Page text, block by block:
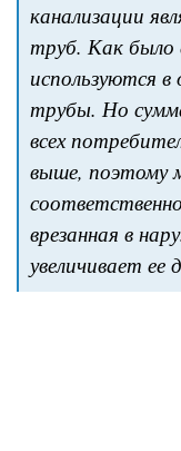
канализации
труб. Как было
используются
трубы. Но
всех
выше, поэтому
врезанная в
увеличивает